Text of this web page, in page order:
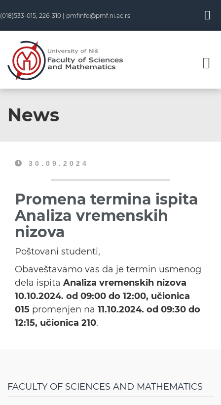
(018)533-015, 226-310 | pmfinfo@pmf.ni.ac.rs
News
30.09.2024
Promena termina ispita
Analiza vremenskih
nizova
Poštovani studenti,
Obaveštavamo vas da je termin usmenog
dela ispita Analiza vremenskih nizova
10.10.2024. od 09:00 do 12:00, učionica
015 promenjen na 11.10.2024. od 09:30 do
12:15, učionica 210.
FACULTY OF SCIENCES AND MATHEMATICS